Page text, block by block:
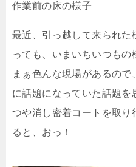
作業前の床の様子
最近、引っ越して来られた
っても、いまいちいつもの
まぁ色んな現場があるの
に話題になっていた話題
つや消し密着コートを取り
ると、おっ！